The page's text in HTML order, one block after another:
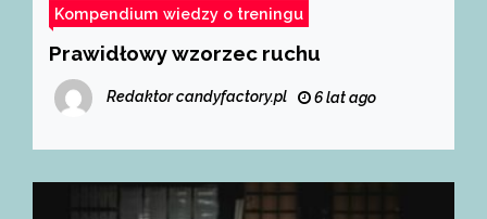
Kompendium wiedzy o treningu
Prawidłowy wzorzec ruchu
Redaktor candyfactory.pl 6 lat ago